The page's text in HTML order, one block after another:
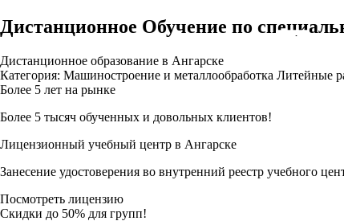
Дистанционное Обучение по
Дистанционное образование в Ангарске
Категория: Машиностроение и металлообработка Литейные
Более 5 лет на рынке
Более 5 тысяч обученных и довольных клиентов!
Лицензионный учебный центр в Ангарске
Занесение удостоверения во внутренний реестр учебного
Посмотреть лицензию
Скидки до 50% для групп!